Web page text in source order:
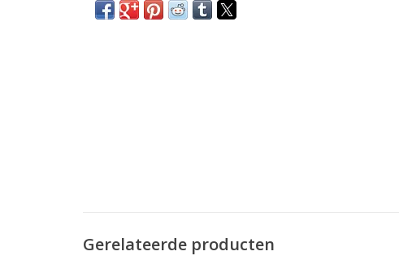
Gerelateerde producten